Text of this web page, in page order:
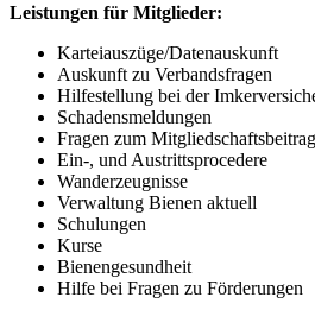
Leistungen für Mitglieder:
Karteiauszüge/Datenauskunft
Auskunft zu Verbandsfragen
Hilfestellung bei der
Schadensmeldungen
Fragen zum Mitgliedschaftsbeitrag
Ein-, und Austrittsprocedere
Wanderzeugnisse
Verwaltung Bienen aktuell
Schulungen
Kurse
Bienengesundheit
Hilfe bei Fragen zu Förderungen